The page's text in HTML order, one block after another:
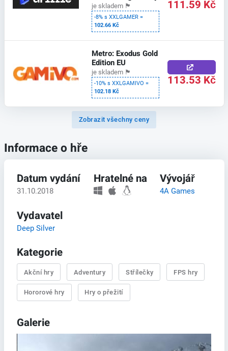
je skladem 🏴
-8% s XXLGAMER =
102.66 Kč
111.59 Kč
Metro: Exodus Gold
Edition EU
je skladem 🏴
-10% s XXLGAMIVO =
102.18 Kč
113.53 Kč
Zobrazit všechny ceny
Informace o hře
Datum vydání
31.10.2018
Hratelné na Vývojář
4A Games
Vydavatel
Deep Silver
Kategorie
Akční hry Adventury Střílečky FPS hry
Hororové hry Hry o přežití
Galerie